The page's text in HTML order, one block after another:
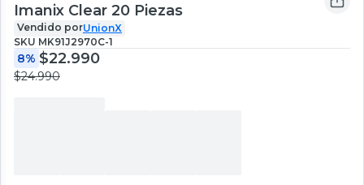
Imanix Clear 20 Piezas
Vendido porUnionX
SKU MK91J2970C-1
8% $22.990
$24.990